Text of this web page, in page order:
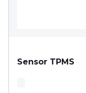
Sensor TPMS